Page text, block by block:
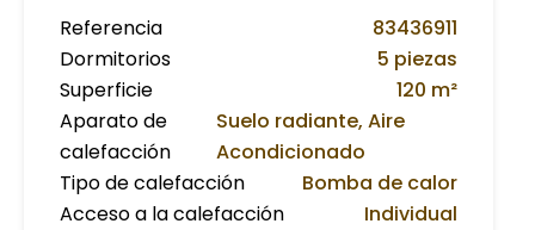
Referencia
83436911
Dormitorios
5 piezas
Superficie
120 m²
Aparato de
calefacción
Suelo radiante, Aire
Acondicionado
Tipo de calefacción
Bomba de calor
Acceso a la calefacción
Individual